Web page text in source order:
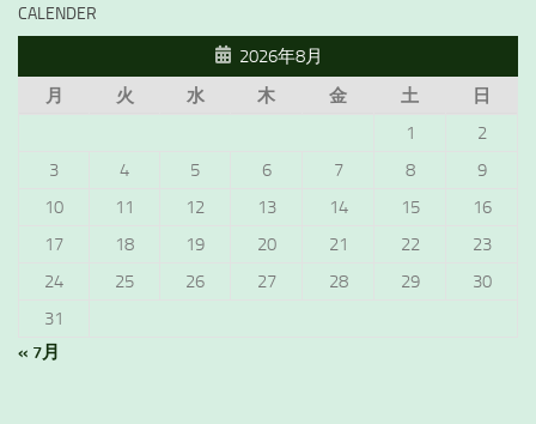
CALENDER
2026年8月
月
火 水 木 金 土
日
1
2
3
4 5 6 7 8
9
10
11 12 13 14 15
16
17
18 19 20 21 22
23
24
25 26 27 28 29
30
31
« 7月